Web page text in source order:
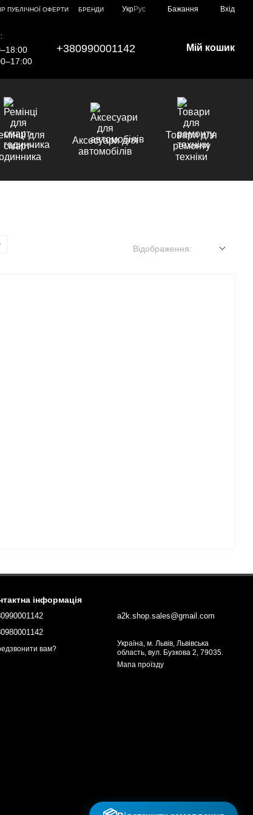
ПУБЛІЧНОЇ ОФЕРТИ
БРЕНДИ
УкрРус Бажання Вхід
+380990001142 Мій кошик
для
смарт-
Аксесуари для
автомобілів
Товари для
ремонту
техніки
Відображення:
інформація
вам?
a2k.shop.sales@gmail.com
Україна, м. Львів, Львівська
область, вул. Бузкова 2, 79035.
Мапа проїзду